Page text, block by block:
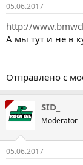
05.06.2017
http://
А мы тут и не в
Отправлено с
SID_
Moderator
05.06.2017